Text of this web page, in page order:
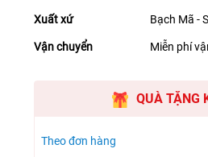
Xuất xứ Bạch Mã -
Vận chuyển Miễn phí
QUÀ TẶNG
Theo đơn hàng